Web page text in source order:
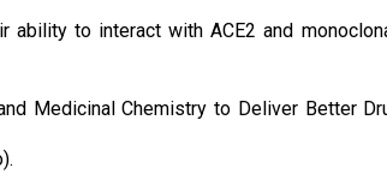
to interact with ACE2 and
Medicinal Chemistry to Deliver Better